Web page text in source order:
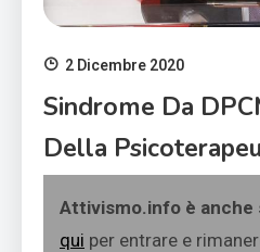
2 Dicembre 2020
Sindrome Da
Della
Attivismo.info è anche
qui per entrare e